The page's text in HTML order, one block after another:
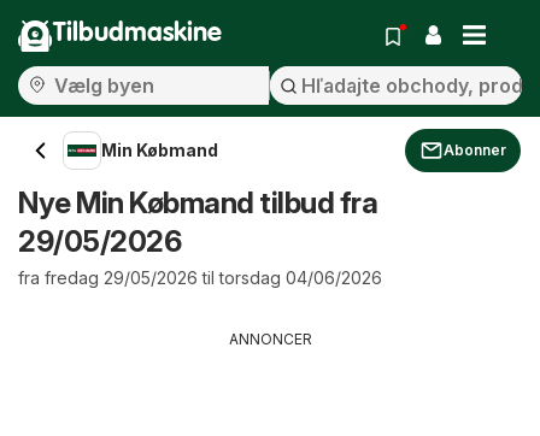
Tilbudmaskine
Min Købmand Abonner
Nye Min Købmand tilbud fra
29/05/2026
fra fredag 29/05/2026 til torsdag 04/06/2026
ANNONCER